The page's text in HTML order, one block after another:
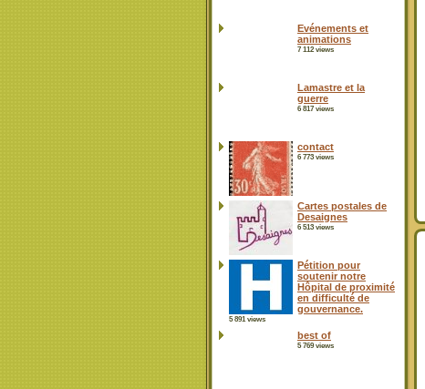
Evénements et
animations
7 112 views
Lamastre et la
guerre
6 817 views
contact
6 773 views
Cartes postales de
Desaignes
6 513 views
Pétition pour
soutenir notre
Hôpital de proximité
en difficulté de
gouvernance.
5 891 views
best of
5 769 views